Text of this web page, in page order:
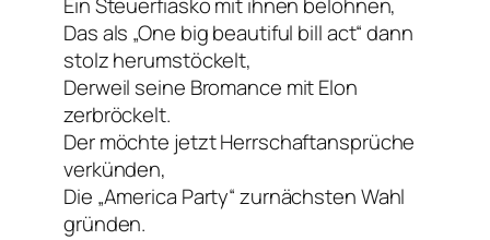
Ein Steuerfiasko mit ihnen belohnen,
Das als „One big beautiful bill act“ dann
stolz herumstöckelt,
Derweil seine Bromance mit Elon
zerbröckelt.
Der möchte jetzt Herrschaftansprüche
verkünden,
Die „America Party“ zurnächsten Wahl
gründen.